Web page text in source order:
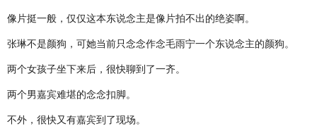
像片挺一般，仅仅这本东说念主是像片拍不出的绝姿啊。
张琳不是颜狗，可她当前只念念作念毛雨宁一个东说念主的颜狗。
两个女孩子坐下来后，很快聊到了一齐。
两个男嘉宾难堪的念念扣脚。
不外，很快又有嘉宾到了现场。